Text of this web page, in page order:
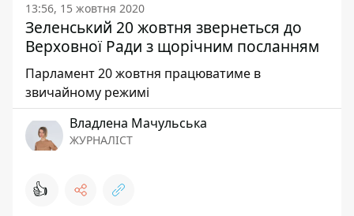
13:56, 15 жовтня 2020
Зеленський 20 жовтня звернеться до
Верховної Ради з щорічним посланням
Парламент 20 жовтня працюватиме в
звичайному режимі
Владлена Мачульська
ЖУРНАЛІСТ
👍